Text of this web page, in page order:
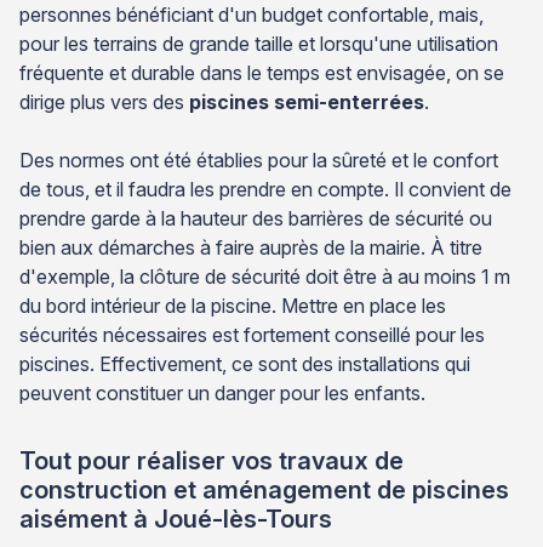
personnes bénéficiant d'un budget confortable, mais,
pour les terrains de grande taille et lorsqu'une utilisation
fréquente et durable dans le temps est envisagée, on se
dirige plus vers des piscines semi-enterrées.
Des normes ont été établies pour la sûreté et le confort
de tous, et il faudra les prendre en compte. Il convient de
prendre garde à la hauteur des barrières de sécurité ou
bien aux démarches à faire auprès de la mairie. À titre
d'exemple, la clôture de sécurité doit être à au moins 1 m
du bord intérieur de la piscine. Mettre en place les
sécurités nécessaires est fortement conseillé pour les
piscines. Effectivement, ce sont des installations qui
peuvent constituer un danger pour les enfants.
Tout pour réaliser vos travaux de
construction et aménagement de piscines
aisément à Joué-lès-Tours